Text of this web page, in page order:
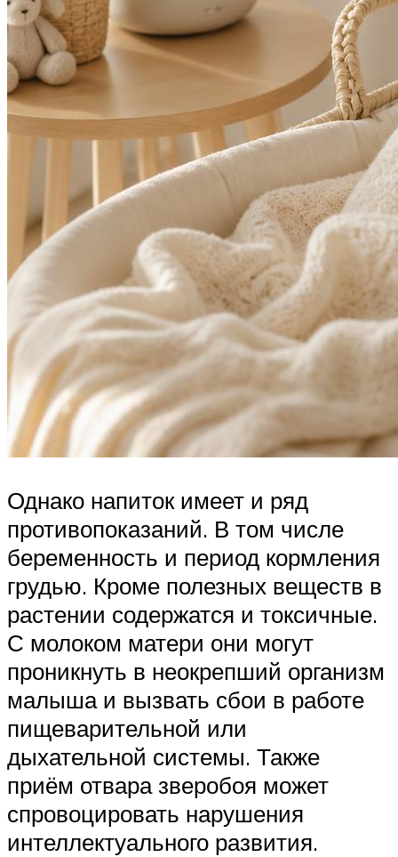
Однако напиток имеет и ряд
противопоказаний. В том числе
беременность и период кормления
грудью. Кроме полезных веществ в
растении содержатся и токсичные.
С молоком матери они могут
проникнуть в неокрепший организм
малыша и вызвать сбои в работе
пищеварительной или
дыхательной системы. Также
приём отвара зверобоя может
спровоцировать нарушения
интеллектуального развития.